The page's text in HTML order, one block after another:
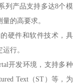
列产品支持多达8个模
的高要求。
硬件和软件技术，具
行。
开发环境，支持多种
Text（ST）等，为